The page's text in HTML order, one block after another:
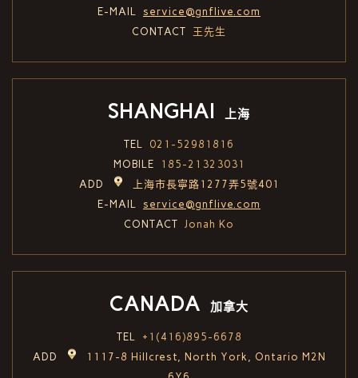
E-MAIL
service@gnflive.com
CONTACT
王先生
SHANGHAI 上海
TEL
021-52981816
MOBILE
185-21323031
ADD
上海市長寧路1277弄5號401
E-MAIL
service@gnflive.com
CONTACT
Jonah Ko
CANADA 加拿大
TEL
+1(416)895-6678
ADD
1117-8 Hillcrest, North York, Ontario M2N